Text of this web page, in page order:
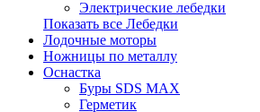
Электрические лебедки
Показать все Лебедки
Лодочные моторы
Ножницы по металлу
Оснастка
Буры SDS MAX
Герметик